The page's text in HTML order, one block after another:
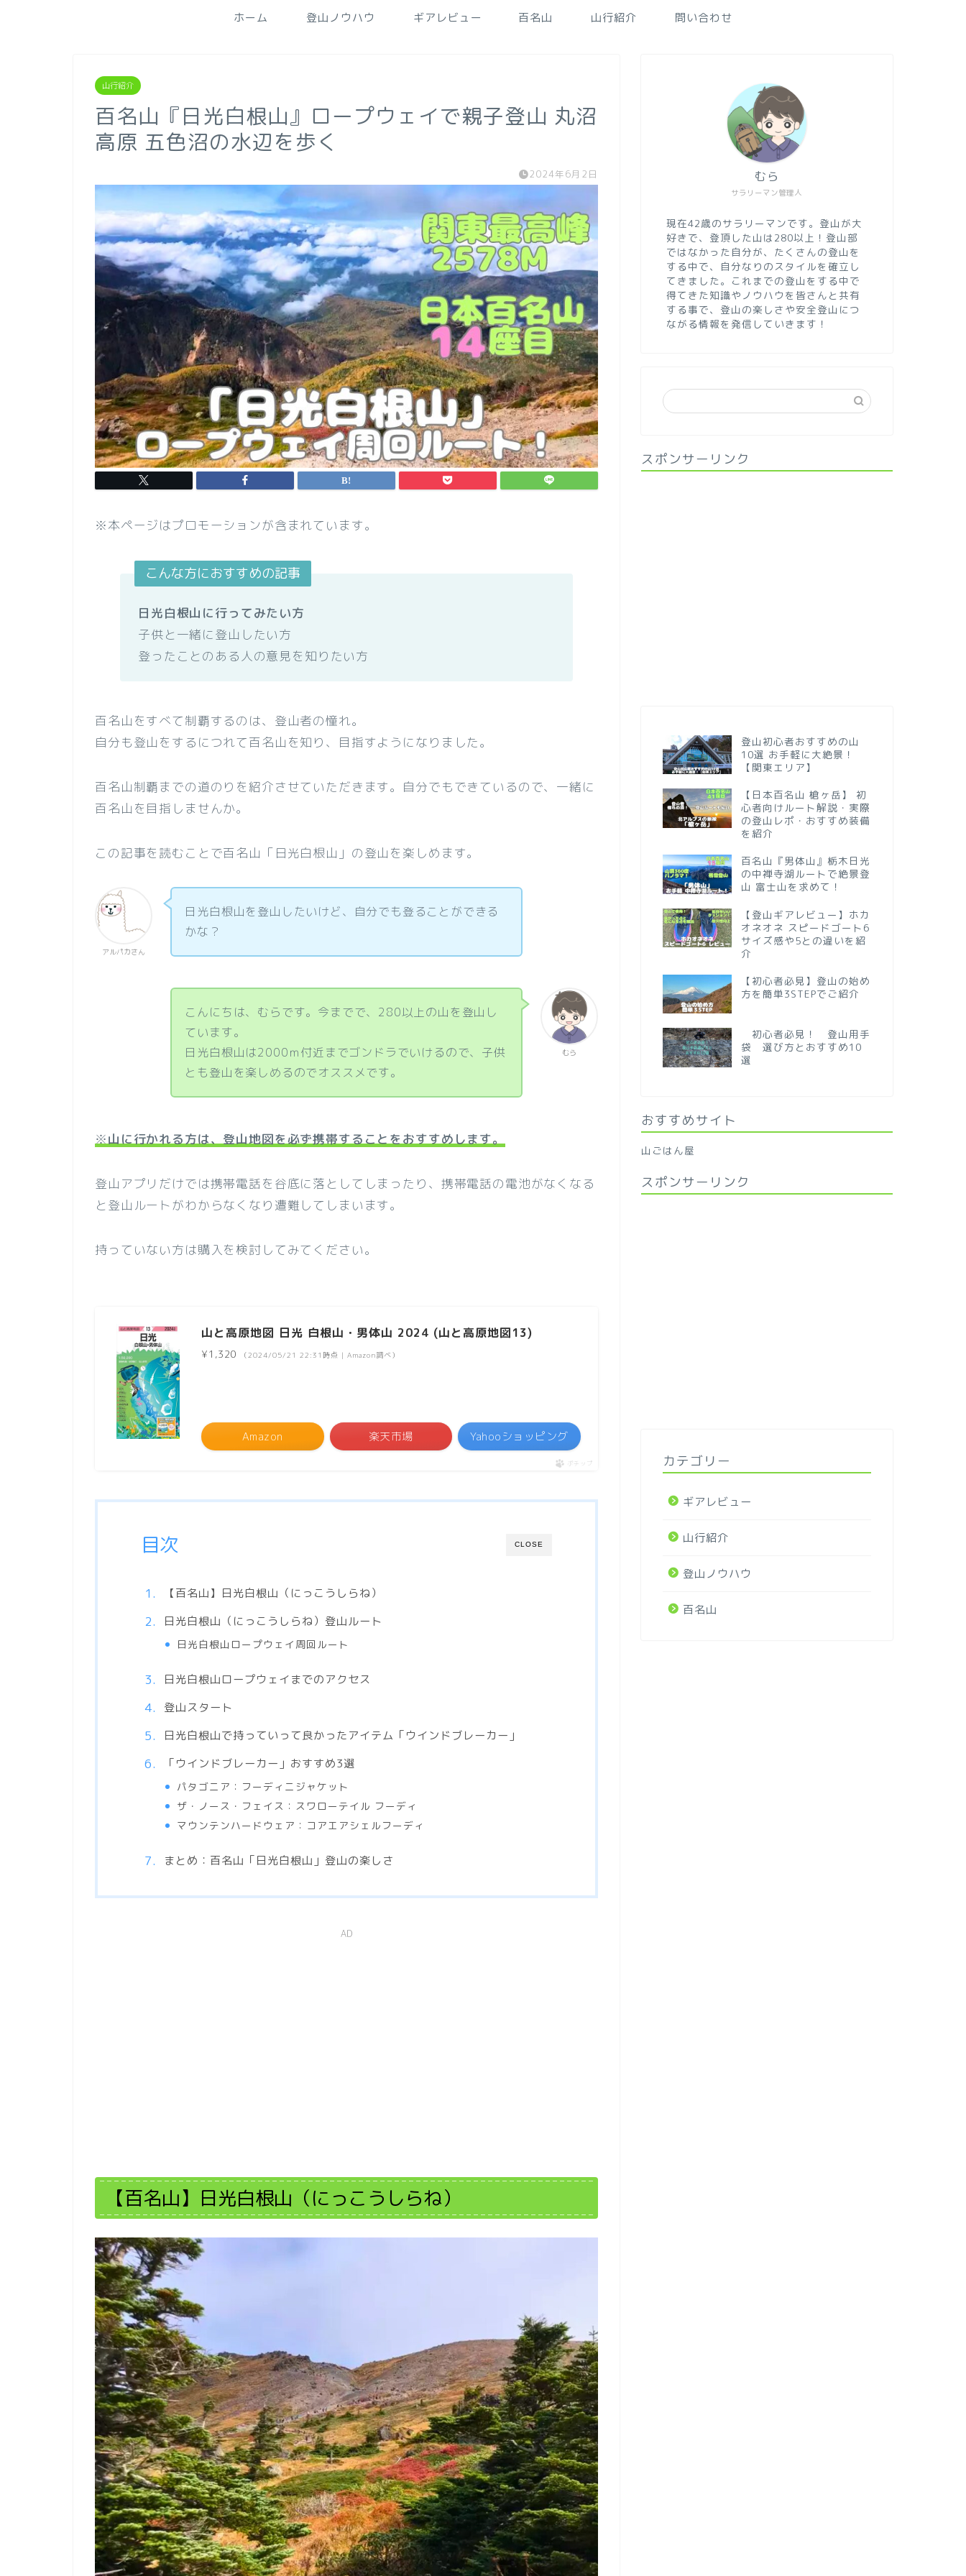
ホーム 登山ノウハウ ギアレビュー 百名山 山行紹介 問い合わせ
山行紹介
百名山『日光白根山』ロープウェイで親子登山 丸沼
高原 五色沼の水辺を歩く
2024年6月2日
※本ページはプロモーションが含まれています。
こんな方におすすめの記事
日光白根山に行ってみたい方
子供と一緒に登山したい方
登ったことのある人の意見を知りたい方
百名山をすべて制覇するのは、登山者の憧れ。
自分も登山をするにつれて百名山を知り、目指すようになりました。
百名山制覇までの道のりを紹介させていただきます。自分でもできているので、一緒に
百名山を目指しませんか。
この記事を読むことで百名山「日光白根山」の登山を楽しめます。
アルパカさん
日光白根山を登山したいけど、自分でも登ることができる
かな？
むら
こんにちは、むらです。今までで、280以上の山を登山し
ています。
日光白根山は2000ｍ付近までゴンドラでいけるので、子供
とも登山を楽しめるのでオススメです。
※山に行かれる方は、登山地図を必ず携帯することをおすすめします。
登山アプリだけでは携帯電話を谷底に落としてしまったり、携帯電話の電池がなくなる
と登山ルートがわからなくなり遭難してしまいます。
持っていない方は購入を検討してみてください。
山と高原地図 日光 白根山・男体山 2024 (山と高原地図13)
¥1,320 （2024/05/21 22:31時点 | Amazon調べ）
Amazon 楽天市場 Yahooショッピング
ポチップ
CLOSE
目次
【百名山】日光白根山（にっこうしらね）
日光白根山（にっこうしらね）登山ルート
日光白根山ロープウェイ周回ルート
日光白根山ロープウェイまでのアクセス
登山スタート
日光白根山で持っていって良かったアイテム「ウインドブレーカー」
「ウインドブレーカー」おすすめ3選
パタゴニア：フーディニジャケット
ザ・ノース・フェイス：スワローテイル フーディ
マウンテンハードウェア：コアエアシェルフーディ
まとめ：百名山「日光白根山」登山の楽しさ
AD
【百名山】日光白根山（にっこうしらね）
サラリーマン管理人
むら
現在42歳のサラリーマンです。登山が大
好きで、登頂した山は280以上！登山部
ではなかった自分が、たくさんの登山を
する中で、自分なりのスタイルを確立し
てきました。これまでの登山をする中で
得てきた知識やノウハウを皆さんと共有
する事で、登山の楽しさや安全登山につ
ながる情報を発信していきます！
スポンサーリンク
登山初心者おすすめの山
10選 お手軽に大絶景！
【関東エリア】
【日本百名山 槍ヶ岳】 初
心者向けルート解説・実際
の登山レポ・おすすめ装備
を紹介
百名山『男体山』栃木日光
の中禅寺湖ルートで絶景登
山 富士山を求めて！
【登山ギアレビュー】ホカ
オネオネ スピードゴート6
サイズ感や5との違いを紹
介
【初心者必見】登山の始め
方を簡単3STEPでご紹介
初心者必見！ 登山用手
袋 選び方とおすすめ10
選
おすすめサイト
山ごはん屋
スポンサーリンク
カテゴリー
ギアレビュー
山行紹介
登山ノウハウ
百名山